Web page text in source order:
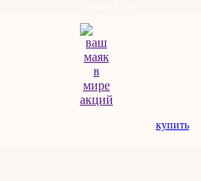
купить